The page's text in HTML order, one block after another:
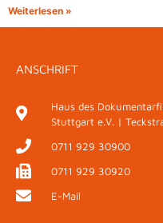
Weiterlesen »
ANSCHRIFT
Haus des
Stuttgart e.V. |
0711 929 30900
0711 929 30920
E-Mail